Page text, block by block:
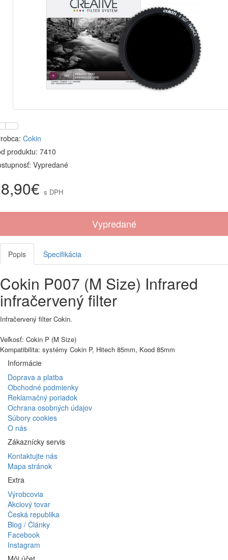
Cokin
produktu: 7410
Vypredané
s DPH
Vypredané
Popis Špecifikácia
Cokin P007 (M Size) Infrared
infračervený filter
Infračervený filter Cokin.
Veľkosť: Cokin P (M Size)
Kompatibilita: systémy Cokin P, Hitech 85mm, Kood 85mm
Informácie
Doprava a platba
Obchodné podmienky
Reklamačný poriadok
Ochrana osobných údajov
Súbory cookies
O nás
Zákaznícky servis
Kontaktujte nás
Mapa stránok
Extra
Výrobcovia
Akciový tovar
Česká republika
Blog / Články
Facebook
Instagram